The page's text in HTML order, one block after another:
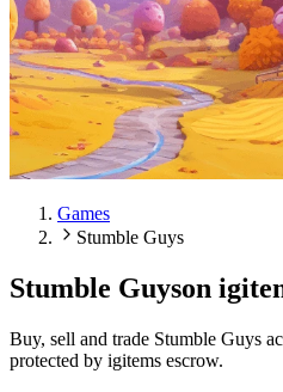
Games
Stumble Guys
Stumble Guyson
Buy, sell and trade Stumble Guys
protected by igitems escrow.